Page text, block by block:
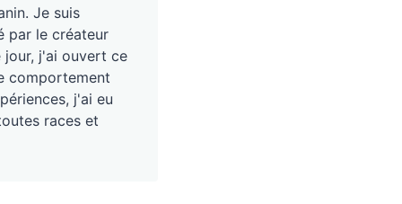
Je suis
par le créateur
jour, j'ai ouvert ce
comportement
j'ai eu
races et